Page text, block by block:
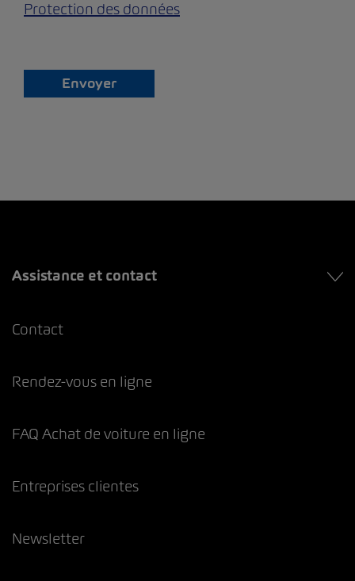
Protection des données
Envoyer
Assistance et contact
Contact
Rendez-vous en ligne
FAQ Achat de voiture en ligne
Entreprises clientes
Newsletter